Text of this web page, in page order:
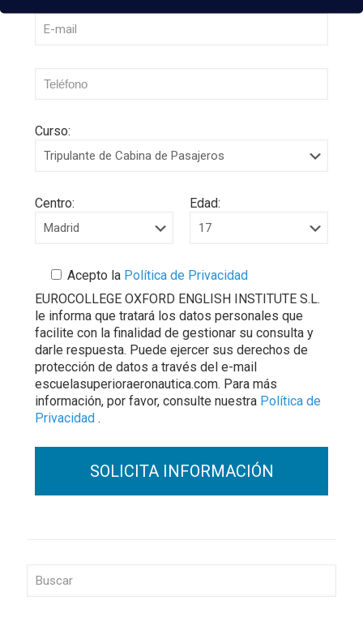
Curso:
Centro: Edad:
Acepto la Política de Privacidad
EUROCOLLEGE OXFORD ENGLISH INSTITUTE S.L.
le informa que tratará los datos personales que
facilite con la finalidad de gestionar su consulta y
darle respuesta. Puede ejercer sus derechos de
protección de datos a través del e-mail
escuelasuperioraeronautica.com. Para más
información, por favor, consulte nuestra Política de
Privacidad .